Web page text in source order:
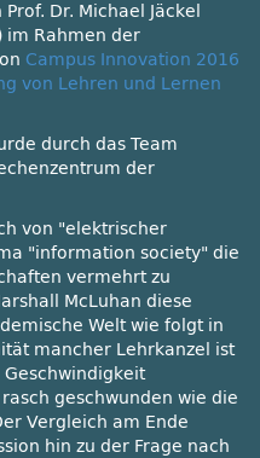
Dr. Michael Jäckel
im Rahmen der
Campus Innovation 2016
von Lehren und Lernen
durch das Team
der
von
elektrischer
information society die
vermehrt zu
McLuhan diese
Welt wie folgt in
mancher Lehrkanzel ist
geschwunden wie die
Vergleich am Ende
hin zu der Frage nach